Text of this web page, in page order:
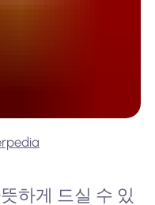
하게 드실 수 있